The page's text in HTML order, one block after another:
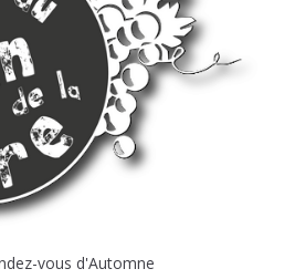
vous d'Automne